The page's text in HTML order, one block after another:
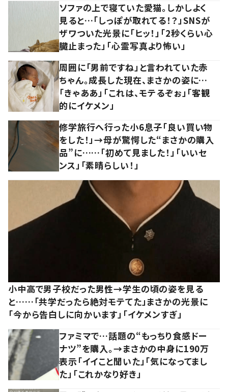
ソファの上で寝ていた愛猫。しかしよく
見ると…「しっぽが取れてる！？」SNSが
ザワついた光景に「ヒッ！」「2秒くらい心
臓止まった」「心霊写真より怖い」
周囲に「男前ですね」と言われていた赤
ちゃん。成長した現在、まさかの姿に…
「きゃああ」「これは、モテるぞぉ」「客観
的にイケメン」
修学旅行へ行った小6息子「良い買い物
をした！」→母が驚愕した“まさかの購入
品”に……「初めて見ました！」「いいセ
ンス」「素晴らしい！」
小中高で男子校だった男性→学生の頃の姿を見る
と……「共学だったら絶対モテてた」まさかの光景に
「今から告白しに向かいます」「イケメンすぎ」
ファミマで…話題の“もっちり食感ドー
ナツ”を購入。→まさかの中身に190万
表示「イイこと聞いた」「気になってまし
た」「これかなり好き」